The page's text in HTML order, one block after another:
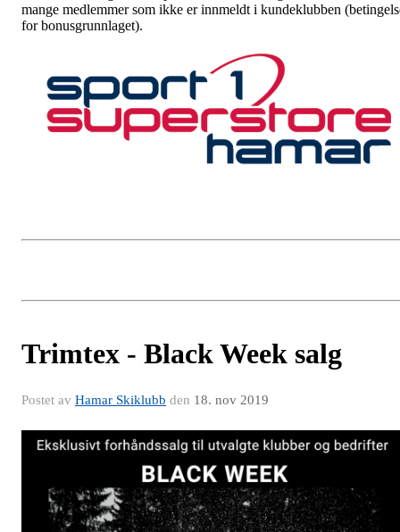
mange medlemmer som ikke er innmeldt i kundeklubben
for bonusgrunnlaget).
Trimtex - Black Week salg
Postet av Hamar Skiklubb den 18. nov 2019